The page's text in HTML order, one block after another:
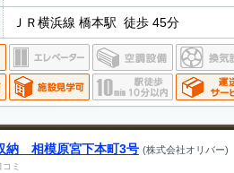
ＪＲ横浜線 橋本駅 徒歩 45分
納 相模原宮下本町3号 (株式会社オリバー)
ミ